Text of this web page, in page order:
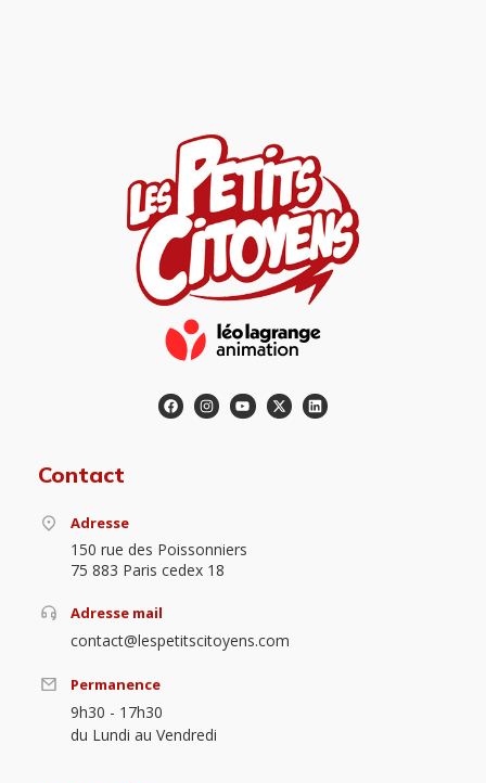
Contact
Adresse
150 rue des Poissonniers
75 883 Paris cedex 18
Adresse mail
contact@lespetitscitoyens.com
Permanence
9h30 - 17h30
du Lundi au Vendredi